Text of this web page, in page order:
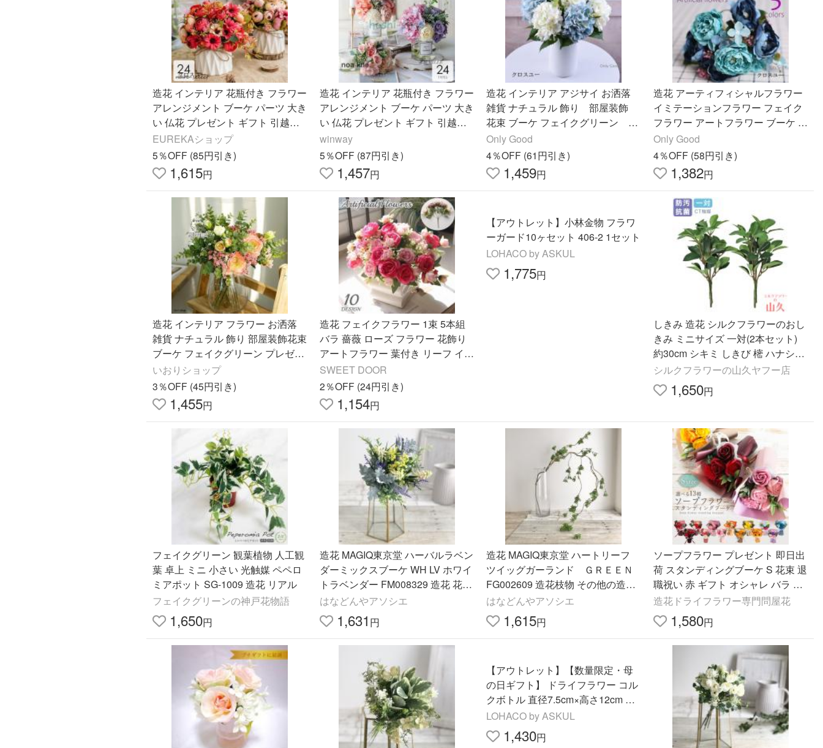
造花 インテリア 花瓶付き フラワー
アレンジメント ブーケ パーツ 大き
い 仏花 プレゼント ギフト 引越し
祝い 結婚祝い 退職祝い パープル
EUREKAショップ
5％OFF (85円引き)
1,615円
造花 インテリア 花瓶付き フラワー
アレンジメント ブーケ パーツ 大き
い 仏花 プレゼント ギフト 引越し
祝い 結婚祝い 退職祝い アートフラ
ワー
winway
5％OFF (87円引き)
1,457円
造花 インテリア アジサイ お洒落
雑貨 ナチュラル 飾り 部屋装飾
花束 ブーケ フェイクグリーン プ
レゼント ギフト
Only Good
4％OFF (61円引き)
1,459円
造花 アーティフィシャルフラワー
イミテーションフラワー フェイク
フラワー アートフラワー ブーケ 花
束 ホワイト ピンク ブルー インテ
リア雑貨 装
Only Good
4％OFF (58円引き)
1,382円
造花 インテリア フラワー お洒落
雑貨 ナチュラル 飾り 部屋装飾花束
ブーケ フェイクグリーン プレゼン
ト ギフト
いおりショップ
3％OFF (45円引き)
1,455円
造花 フェイクフラワー 1束 5本組
バラ 薔薇 ローズ フラワー 花飾り
アートフラワー 葉付き リーフ イン
テリア雑貨 フラワーアレンジメン
ト 人
SWEET DOOR
2％OFF (24円引き)
1,154円
【アウトレット】小林金物 フラワ
ーガード10ヶセット 406-2 1セット
LOHACO by ASKUL
1,775円
しきみ 造花 シルクフラワーのおし
きみ ミニサイズ 一対(2本セット)
約30cm シキミ しきび 樒 ハナシバ
CT触媒加工 お供え 仏花 枯れない
水やり不要 長持ち skm
シルクフラワーの山久ヤフー店
1,650円
フェイクグリーン 観葉植物 人工観
葉 卓上 ミニ 小さい 光触媒 ペペロ
ミアポット SG-1009 造花 リアル
フェイクグリーンの神戸花物語
1,650円
造花 MAGIQ東京堂 ハーバルラベン
ダーミックスブーケ WH LV ホワイ
トラベンダー FM008329 造花 花材
「ら行」 ラベンダー
はなどんやアソシエ
1,631 円
造花 MAGIQ東京堂 ハートリーフ
ツイッグガーランド ＧＲＥＥＮ
FG002609 造花枝物 その他の造花
枝物
はなどんやアソシエ
1,615円
ソープフラワー プレゼント 即日出
荷 スタンディングブーケ S 花束 退
職祝い 赤 ギフト オシャレ バラ ひ
まわり カーネーション 造花 ノベル
ティ お供え
造花ドライフラワー専門問屋花
1,580円
【アウトレット】【数量限定・母
の日ギフト】 ドライフラワー コル
クボトル 直径7.5cm×高さ12cm ホ
ワイト 1個 アプラス
LOHACO by ASKUL
1,430円